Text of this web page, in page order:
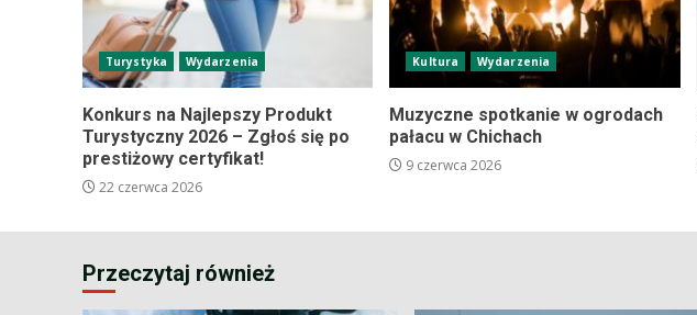
Turystyka Wydarzenia
Konkurs na Najlepszy Produkt
Turystyczny 2026 – Zgłoś się po
prestiżowy certyfikat!
22 czerwca 2026
Kultura Wydarzenia
Muzyczne spotkanie w ogrodach
pałacu w Chichach
9 czerwca 2026
Przeczytaj również